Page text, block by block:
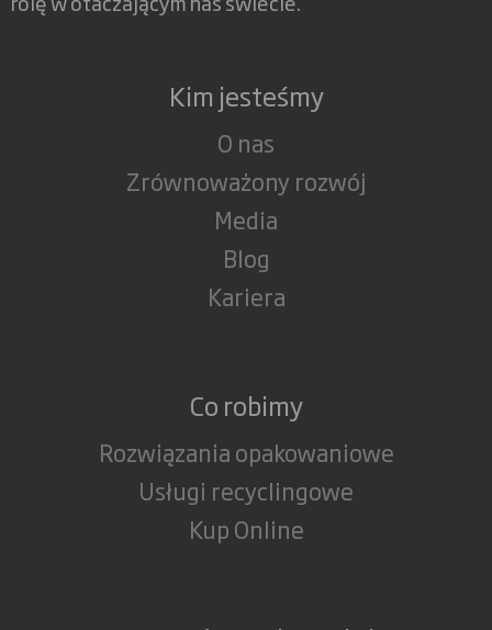
Kim jesteśmy
O nas
Zrównoważony rozwój
Media
Blog
Kariera
Co robimy
Rozwiązania opakowaniowe
Usługi recyclingowe
Kup Online